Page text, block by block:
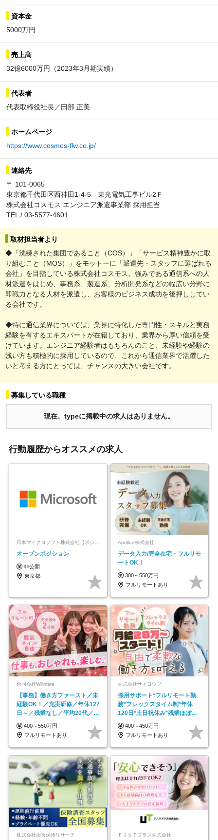
資本金
5000万円
売上高
32億6000万円（2023年3月期実績）
代表者
代表取締役社長／田部 正美
ホームページ
https://www.cosmos-flw.co.jp/
連絡先
〒 101-0065
東京都千代田区西神田1-4-5 東光電気工事ビル2Ｆ
株式会社コスモス エンジニア派遣事業部 採用担当
TEL / 03-5577-4601
取材担当者より
◆「洗練された集団であること（COS）」「サービス精神豊かに取
り組むこと（MOS）」をモットーに「派遣先・スタッフに選ばれる
会社」を目指している株式会社コスモス。強みである通信系への人
材派遣をはじめ、事務系、製造系、分析開発系などの幅広い分野に
即戦力となる人材を派遣し、お客様のビジネス成功を後押ししてい
る会社です。
◆特に通信業界については、業界に特化した専門性・スキルと実務
経験を有するエキスパートが在籍しており、業界から厚い信頼を受
けています。エンジニア経験者はもちろんのこと、未経験や経験の
浅い方も積極的に採用しているので、これから通信業界で活躍した
いと考える方にとっては、チャンスの大きい会社です。
募集している職種
現在、typeに掲載中の求人はありません。
行動履歴からオススメの求人
オープンポジション
非公開
東京都
Apollon株式会社
データ入力/完全在宅・フルリモ
ートOK！
300～550万円
フルリモートあり
合同会社Willmate
【事務】働き方ファースト／未
経験OK！／充実研修／年休127
日～／残業なし／平均20代／リ
モートOK
400～550万円
フルリモートあり
株式会社サイヨウブ
採用サポート*フルリモート勤
務*フレックスタイム制*年休
120日*土日祝休み*残業ほぼな
し*育児中社員8割以上
400～450万円
フルリモートあり
株式会社損害保険リサーチ ＦＪＵＴプラス株式会社